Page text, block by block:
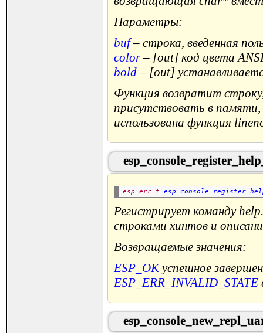
Параметры:
buf– строка, введенная
color– [out] код цвета
bold– [out]
Функция возвратит
присутствовать в
использована функция
esp_err_t
Регистрирует команду
строками хинтов и
Возвращаемые значения:
ESP_OKуспешное
ESP_ERR_INVALID_STATE